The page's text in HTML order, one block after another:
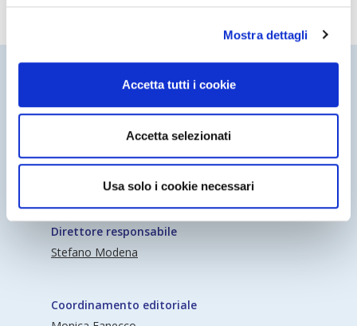
Mostra dettagli
Accetta tutti i cookie
Accetta selezionati
Usa solo i cookie necessari
Periodico Nedcommunity Reg. Tribunale di
Nedcommunity
Direttore responsabile
Stefano Modena
Coordinamento editoriale